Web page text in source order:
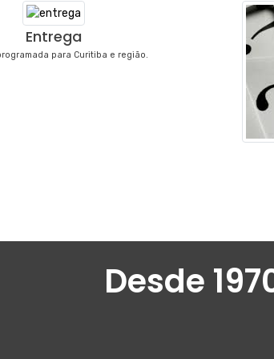
Entrega
para Curitiba e região.
Desde